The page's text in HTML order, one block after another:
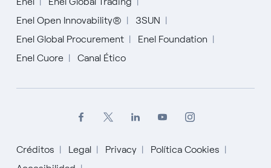
Enel Open Innovability®
3SUN
Enel Global Procurement
Enel Foundation
Enel Cuore
Canal Ético
Créditos Legal Privacy
Política Cookies